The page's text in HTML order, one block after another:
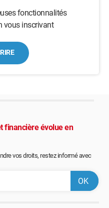
fonctionnalités
vous inscrivant
financière évolue en
vos droits, restez informé avec